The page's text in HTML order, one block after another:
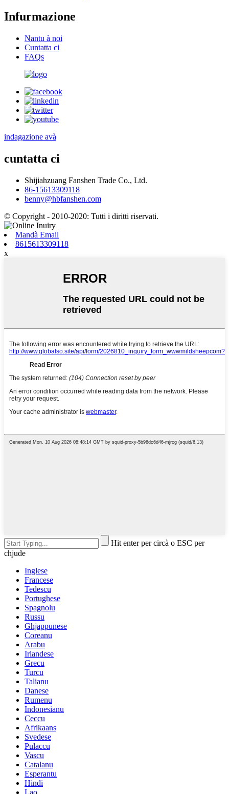
Infurmazione
Nantu à noi
Cuntatta ci
FAQs
indagazione avà
cuntatta ci
Shijiahzuang Fanshen Trade Co., Ltd.
86-15613309118
benny@hbfanshen.com
© Copyright - 2010-2020: Tutti i diritti riservati.
Mandà Email
8615613309118
x
Hit enter per circà o ESC per
chjude
Inglese
Francese
Tedescu
Portughese
Spagnolu
Russu
Ghjappunese
Coreanu
Arabu
Irlandese
Grecu
Turcu
Talianu
Danese
Rumenu
Indonesianu
Ceccu
Afrikaans
Svedese
Pulaccu
Vascu
Catalanu
Esperantu
Hindi
Lao